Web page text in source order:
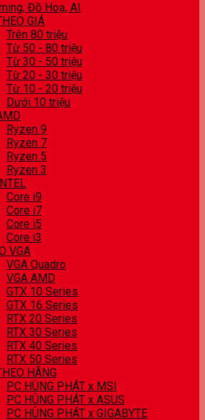
Đồ Hoạ, AI
GIÁ
Trên 80 triệu
Từ 50 - 80 triệu
Từ 30 - 50 triệu
Từ 20 - 30 triệu
Từ 10 - 20 triệu
Dưới 10 triệu
Ryzen 9
Ryzen 7
Ryzen 5
Ryzen 3
Core i9
Core i7
Core i5
Core i3
VGA
VGA Quadro
VGA AMD
GTX 10 Series
GTX 16 Series
RTX 20 Series
RTX 30 Series
RTX 40 Series
RTX 50 Series
HÃNG
PC HÙNG PHÁT x MSI
PC HÙNG PHÁT x ASUS
PC HÙNG PHÁT x GIGABYTE